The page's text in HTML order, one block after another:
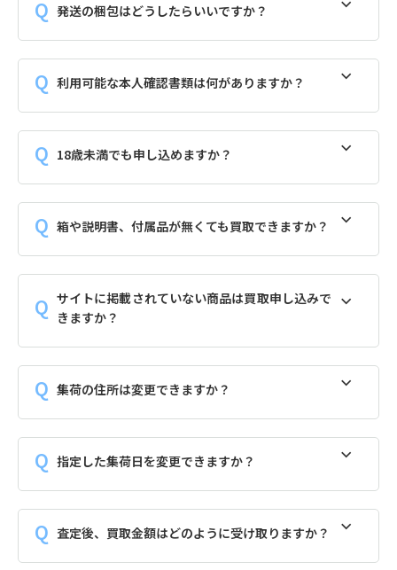
発送の梱包はどうしたらいいですか？
利用可能な本人確認書類は何がありますか？
18歳未満でも申し込めますか？
箱や説明書、付属品が無くても買取できますか？
サイトに掲載されていない商品は買取申し込みで
きますか？
集荷の住所は変更できますか？
指定した集荷日を変更できますか？
査定後、買取金額はどのように受け取りますか？